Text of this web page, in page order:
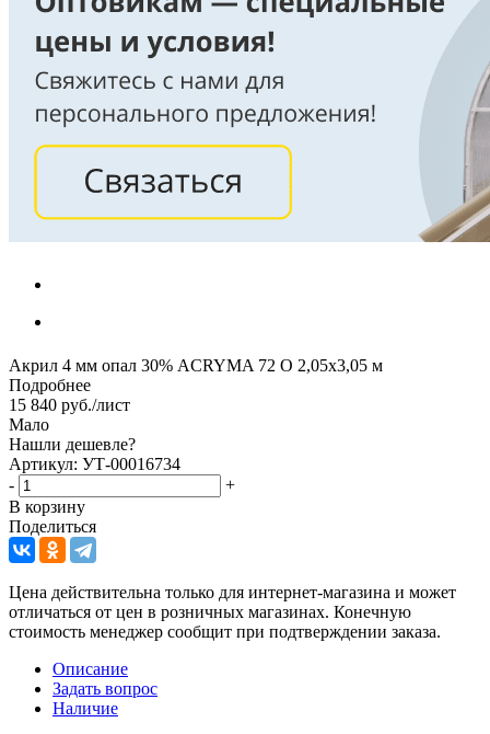
Акрил 4 мм опал 30% ACRYMA 72 O 2,05х3,05 м
Подробнее
15 840 руб./лист
Мало
Нашли дешевле?
Артикул: УТ-00016734
-
+
В корзину
Поделиться
Цена действительна только для интернет-магазина и может
отличаться от цен в розничных магазинах. Конечную
стоимость менеджер сообщит при подтверждении заказа.
Описание
Задать вопрос
Наличие